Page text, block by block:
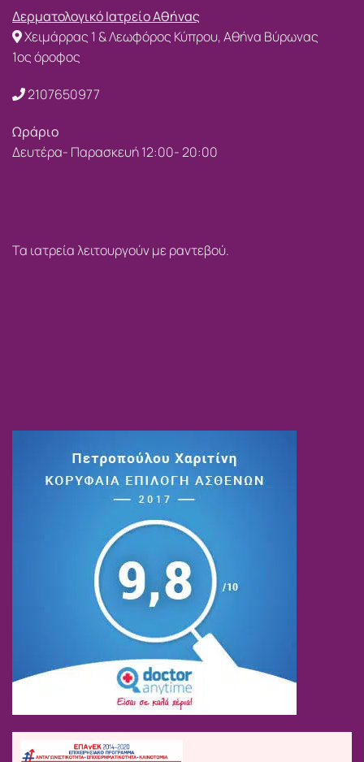
Δερματολογικό Ιατρείο Αθήνας
Χειμάρρας 1 & Λεωφόρος Κύπρου, Αθήνα Βύρωνας
1ος όροφος
2107650977
Ωράριο
Δευτέρα- Παρασκευή 12:00- 20:00
Τα ιατρεία λειτουργούν με ραντεβού.